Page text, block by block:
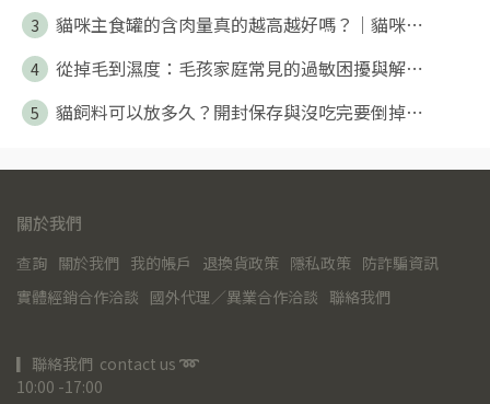
3 貓咪主食罐的含肉量真的越高越好嗎？｜貓咪⋯
4 從掉毛到濕度：毛孩家庭常見的過敏困擾與解⋯
5 貓飼料可以放多久？開封保存與沒吃完要倒掉⋯
關於我們
查詢 關於我們 我的帳戶 退換貨政策 隱私政策 防詐騙資訊
實體經銷合作洽談 國外代理／異業合作洽談 聯絡我們
▎聯絡我們  contact us ➿
10:00 -17:00